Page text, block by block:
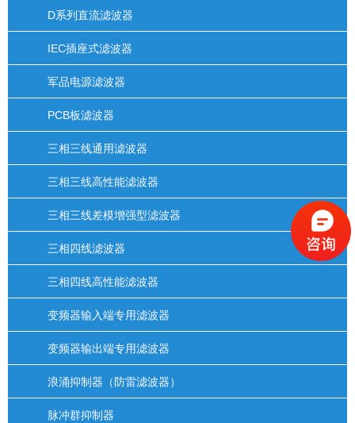
D系列直流滤波器
IEC插座式滤波器
军品电源滤波器
PCB板滤波器
三相三线通用滤波器
三相三线高性能滤波器
三相三线差模增强型滤波器
三相四线滤波器
三相四线高性能滤波器
变频器输入端专用滤波器
变频器输出端专用滤波器
浪涌抑制器（防雷滤波器）
脉冲群抑制器